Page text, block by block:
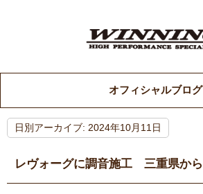
オフィシャルブログ
日別アーカイブ: 2024年10月11日
レヴォーグに調音施工 三重県から